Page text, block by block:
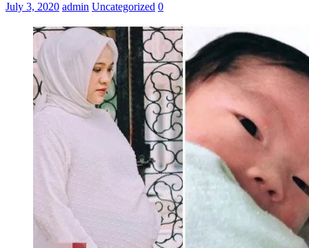
July 3, 2020 admin Uncategorized 0